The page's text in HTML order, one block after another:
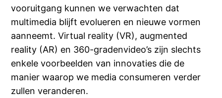
vooruitgang kunnen we verwachten dat
multimedia blijft evolueren en nieuwe vormen
aanneemt. Virtual reality (VR), augmented
reality (AR) en 360-gradenvideo’s zijn slechts
enkele voorbeelden van innovaties die de
manier waarop we media consumeren verder
zullen veranderen.